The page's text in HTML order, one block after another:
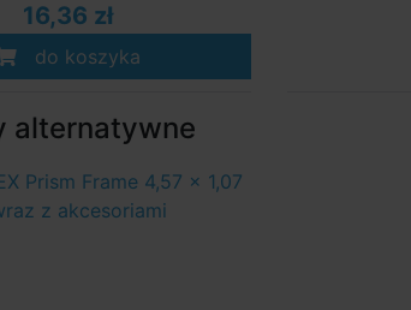
16,36 zł
do koszyka
alternatywne
Prism Frame 4,57 x 1,07
z akcesoriami